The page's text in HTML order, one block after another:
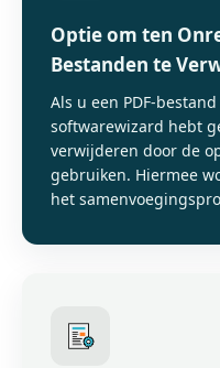
Optie om ten
Bestanden te
Als u een PDF-
softwarewizard hebt
verwijderen door de
gebruiken. Hiermee
het